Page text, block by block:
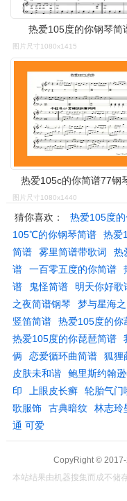
热爱105度的你钢琴简
图片尺寸1080x1415
热爱105c的你简谱77钢
图片尺寸1080x1440
猜你喜欢： 热爱105度
105℃的你钢琴简谱
热爱
简谱
雾里简谱带歌词 热
谱
一百零五度的你简谱
谱
鬼怪简谱 明天你好歌
之夜简谱钢琴
梦与星海
竖笛简谱
热爱105度的你
热爱105度的你琵琶简谱
俩
恋爱循环曲简谱 狐狸
皮肤未和谐
鲍里斯约翰
印
上眼皮长癣 轮胎气门
歌服饰
古典暗纹 林志玲
通 可爱
CopyRight ©
本站结果由机器搜集而成不储